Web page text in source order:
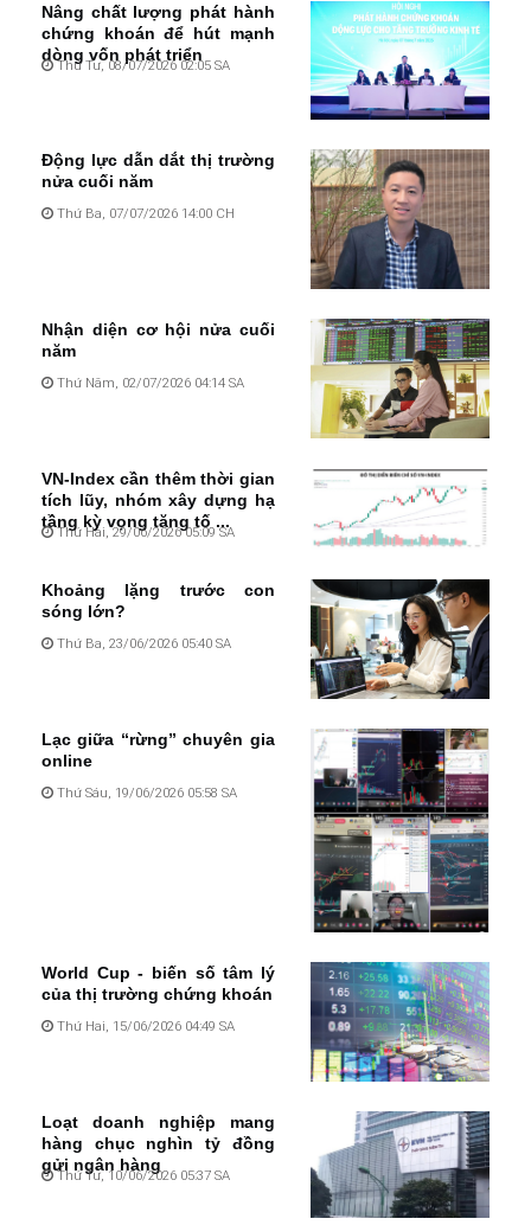
Nâng chất lượng phát hành
chứng khoán để hút mạnh
dòng vốn phát triển
Thứ Tư, 08/07/2026 02:05 SA
Động lực dẫn dắt thị trường
nửa cuối năm
Thứ Ba, 07/07/2026 14:00 CH
Nhận diện cơ hội nửa cuối
năm
Thứ Năm, 02/07/2026 04:14 SA
VN-Index cần thêm thời gian
tích lũy, nhóm xây dựng hạ
tầng kỳ vọng tăng tố ...
Thứ Hai, 29/06/2026 05:09 SA
Khoảng lặng trước con
sóng lớn?
Thứ Ba, 23/06/2026 05:40 SA
Lạc giữa “rừng” chuyên gia
online
Thứ Sáu, 19/06/2026 05:58 SA
World Cup - biến số tâm lý
của thị trường chứng khoán
Thứ Hai, 15/06/2026 04:49 SA
Loạt doanh nghiệp mang
hàng chục nghìn tỷ đồng
gửi ngân hàng
Thứ Tư, 10/06/2026 05:37 SA